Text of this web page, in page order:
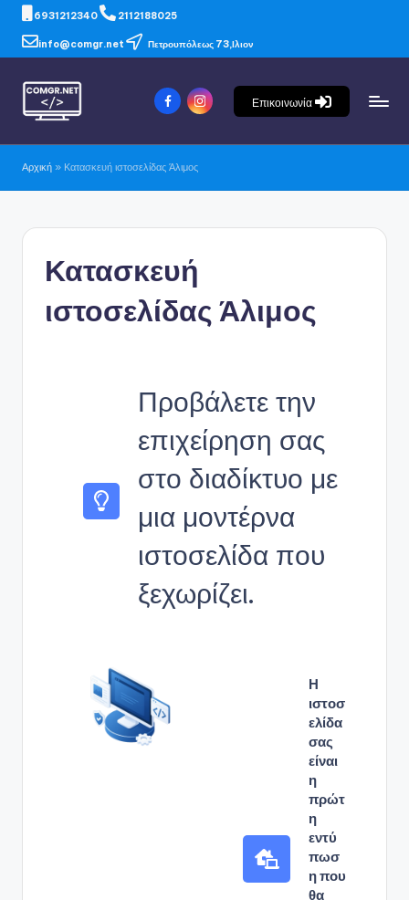
6931212340 2112188025
info@comgr.net Πετρουπόλεως 73,Ιλιον
Επικοινωνία
Αρχική » Κατασκευή ιστοσελίδας Άλιμος
Κατασκευή
ιστοσελίδας Άλιμος
Προβάλετε την
επιχείρηση σας
στο διαδίκτυο με
μια μοντέρνα
ιστοσελίδα που
ξεχωρίζει.
Η
ιστοσ
ελίδα
σας
είναι
η
πρώτ
η
εντύ
πωσ
η που
θα